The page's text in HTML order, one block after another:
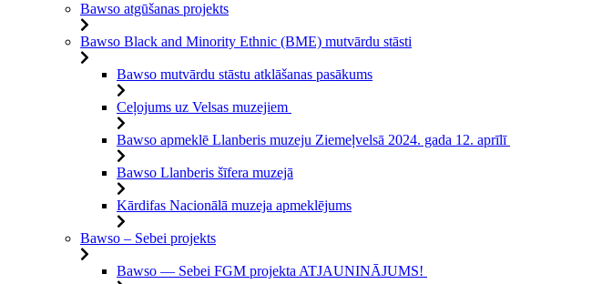
Bawso atgūšanas projekts
Bawso Black and Minority Ethnic (BME) mutvārdu stāsti
Bawso mutvārdu stāstu atklāšanas pasākums
Ceļojums uz Velsas muzejiem
Bawso apmeklē Llanberis muzeju Ziemeļvelsā 2024. gada 12. aprīlī
Bawso Llanberis šīfera muzejā
Kārdifas Nacionālā muzeja apmeklējums
Bawso – Sebei projekts
Bawso — Sebei FGM projekta ATJAUNINĀJUMS!